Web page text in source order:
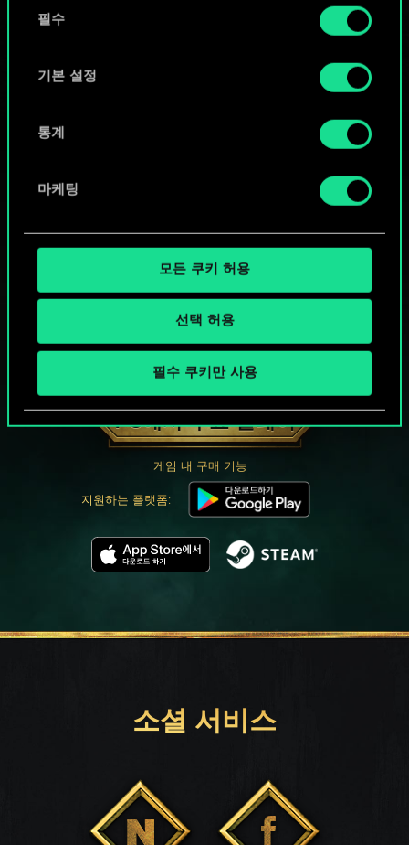
쿠키 사용에 관한 세부 사항이나 관련 설정은 아래의
필수
기본 설정
통계
마케팅
모든 쿠키 허용
선택 허용
필수 쿠키만 사용
궨트 한 판 어떠신가요?
PC에서 무료 플레이
게임 내 구매 기능
지원하는 플랫폼:
소셜 서비스